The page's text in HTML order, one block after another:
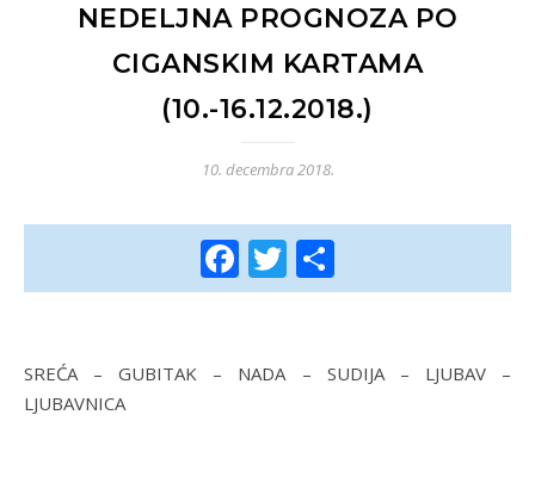
NEDELJNA PROGNOZA PO
CIGANSKIM KARTAMA
(10.-16.12.2018.)
10. decembra 2018.
Facebook
Twitter
SREĆA – GUBITAK – NADA – SUDIJA – LJUBAV –
LJUBAVNICA